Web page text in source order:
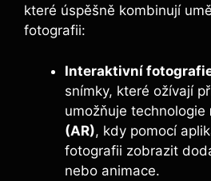
které úspěšně kombinují
fotografii:
Interaktivní
snímky, které ožívají
umožňuje technologie
(AR), kdy pomocí
fotografii zobrazit
nebo animace.